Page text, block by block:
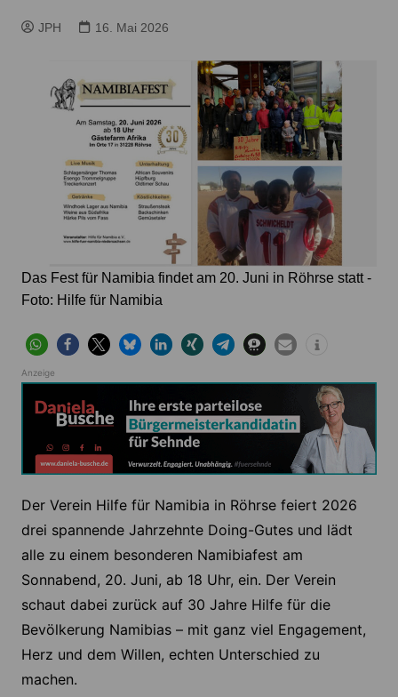
JPH 16. Mai 2026
Das Fest für Namibia findet am 20. Juni in Röhrse statt -
Foto: Hilfe für Namibia
Anzeige
Der Verein Hilfe für Namibia in Röhrse feiert 2026
drei spannende Jahrzehnte Doing-Gutes und lädt
alle zu einem besonderen Namibiafest am
Sonnabend, 20. Juni, ab 18 Uhr, ein. Der Verein
schaut dabei zurück auf 30 Jahre Hilfe für die
Bevölkerung Namibias – mit ganz viel Engagement,
Herz und dem Willen, echten Unterschied zu
machen.